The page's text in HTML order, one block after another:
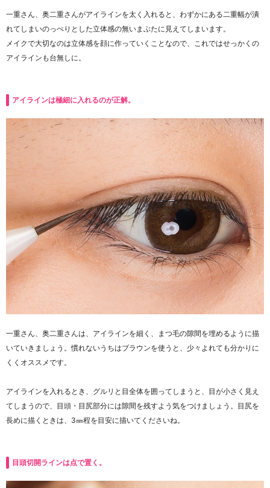
一重さん、奥二重さんがアイラインを太く入れると、わずかにある二重幅が潰
れてしまいのっぺりとした立体感の無いまぶたに見えてしまいます。
メイクで大切なのは立体感を顔に作っていくことなので、これではせっかくの
アイラインも台無しに。
アイラインは極細に入れるのが正解。
一重さん、奥二重さんは、アイラインを細く、まつ毛の隙間を埋めるように描
いていきましょう。慣れないうちはブラウンを使うと、少々よれても分かりに
くくオススメです。
アイラインを入れるとき、グルリと目全体を囲ってしまうと、目が小さく見え
てしまうので、目頭・目尻部分には隙間を残すよう気をつけましょう。目尻を
長めに描くときは、3㎜程を目安に描いてくださいね。
目頭切開ラインは点で置く。